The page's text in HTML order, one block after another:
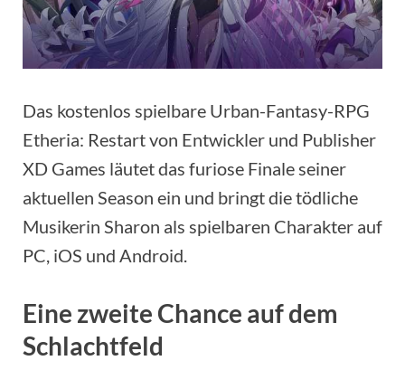
Das kostenlos spielbare Urban-Fantasy-RPG
Etheria: Restart von Entwickler und Publisher
XD Games läutet das furiose Finale seiner
aktuellen Season ein und bringt die tödliche
Musikerin Sharon als spielbaren Charakter auf
PC, iOS und Android.
Eine zweite Chance auf dem
Schlachtfeld